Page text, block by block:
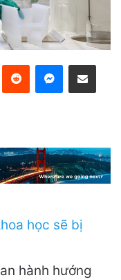
Reddit Messenger
Share via Email
hành hướng